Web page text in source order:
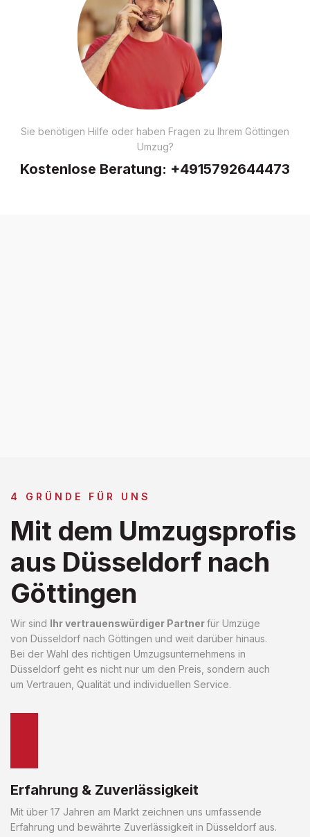
Sie benötigen Hilfe oder haben Fragen zu Ihrem Göttingen
Umzug?
Kostenlose Beratung: +4915792644473
4 GRÜNDE FÜR UNS
Mit dem Umzugsprofis
aus Düsseldorf nach
Göttingen
Wir sind Ihr vertrauenswürdiger Partnerfür Umzüge
von Düsseldorf nach Göttingen und weit darüber hinaus.
Bei der Wahl des richtigen Umzugsunternehmens in
Düsseldorf geht es nicht nur um den Preis, sondern auch
um Vertrauen, Qualität und individuellen Service.
Erfahrung & Zuverlässigkeit
Mit über 17 Jahren am Markt zeichnen uns umfassende
Erfahrung und bewährte Zuverlässigkeit in Düsseldorf aus.